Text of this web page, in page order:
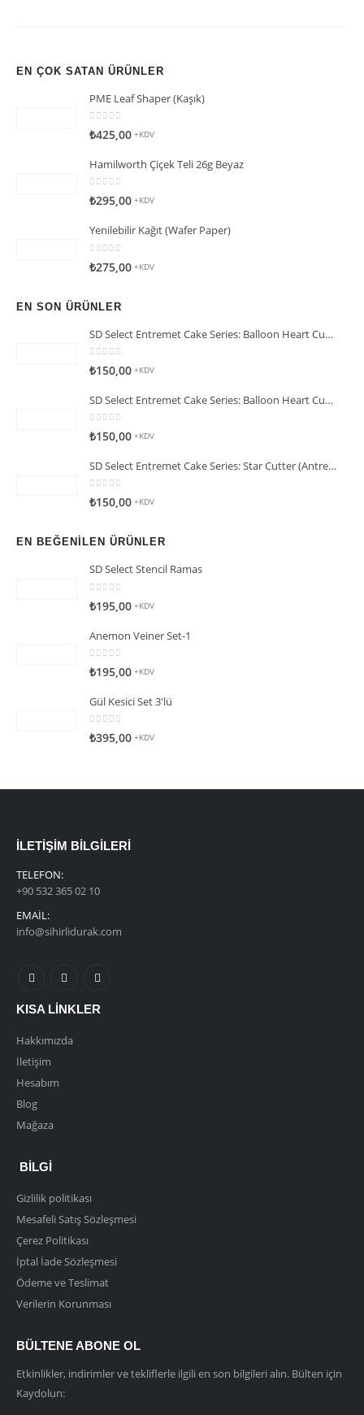
EN ÇOK SATAN ÜRÜNLER
PME Leaf Shaper (Kaşık)
0 5 üzerinden
₺425,00 +KDV
Hamilworth Çiçek Teli 26g Beyaz
05 üzerinden
₺295,00 +KDV
Yenilebilir Kağıt (Wafer Paper)
0
₺275,00 +KDV
EN SON ÜRÜNLER
SD Select Entremet Cake Series: Balloon Heart Cutter Small Cutter (Antreme Pasta Serisi: Balon Kalp Kesici)
0 5 üzerinden
₺150,00 +KDV
SD Select Entremet Cake Series: Balloon Heart Cutter Cutter (Antreme Pasta Serisi: Balon Kalp Kesici)
0 5 üzerinden
₺150,00 +KDV
SD Select Entremet Cake Series: Star Cutter (Antreme Pasta Serisi: Yıldız Kesici)
0 5 üzerinden
₺150,00 +KDV
EN BEĞENILEN ÜRÜNLER
SD Select Stencil Ramas
0
₺195,00 +KDV
Anemon Veiner Set-1
0 5 üzerinden
₺195,00 +KDV
Gül Kesici Set 3'lü
05 üzerinden
₺395,00 +KDV
İLETIŞIM BILGILERI
TELEFON:
+90 532 365 02 10
EMAIL:
info@sihirlidurak.com
KISA LINKLER
Hakkımızda
İletişim
Hesabım
Blog
Mağaza
BILGI
Gizlilik politikası
Mesafeli Satış Sözleşmesi
Çerez Politikası
İptal İade Sözleşmesi
Ödeme ve Teslimat
Verilerin Korunması
BÜLTENE ABONE OL
Etkinlikler, indirimler ve tekliflerle ilgili en son bilgileri alın. Bülten için
Kaydolun: